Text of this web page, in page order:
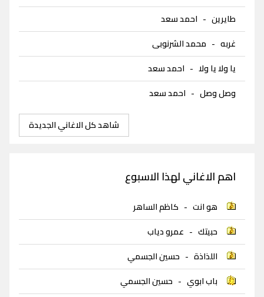
طايرين - احمد سعد
غربه - محمد الشرنوبى
يا ولا يا ولا - احمد سعد
وصل وصل - احمد سعد
شاهد كل الاغاني الجديدة
اهم الاغاني لهذا الاسبوع
هو انت - كاظم الساهر
حبيتك - عمرو دياب
اللذاذة - حسين الجسمي
باب ابوي - حسين الجسمي